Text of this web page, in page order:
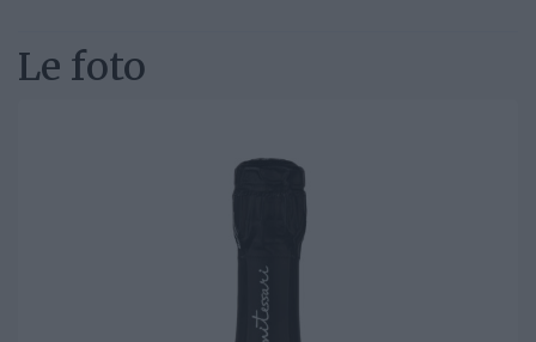
Le foto